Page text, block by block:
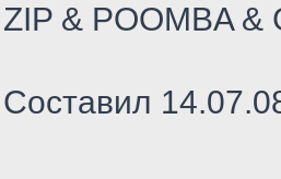
ZIP & POOMBA &
Cоставил